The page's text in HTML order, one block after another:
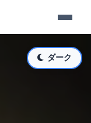
ダーク